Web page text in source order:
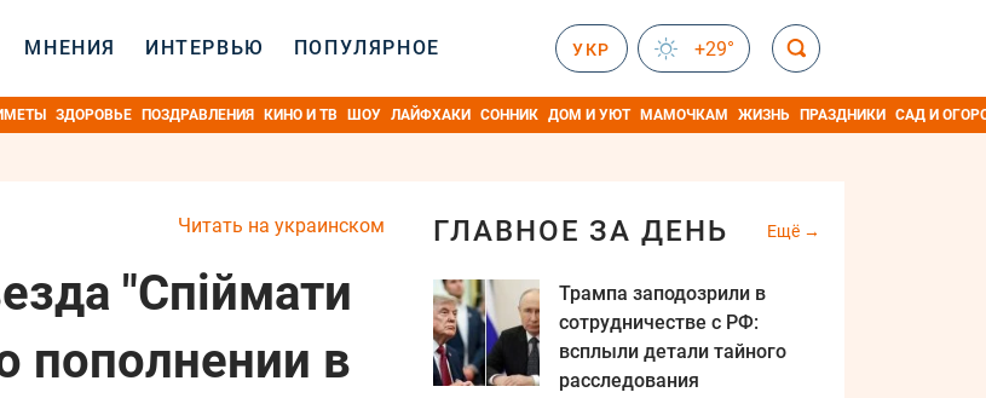
МНЕНИЯ ИНТЕРВЬЮ ПОПУЛЯРНОЕ УКР +29°
ЗДОРОВЬЕ ПОЗДРАВЛЕНИЯ КИНО И ТВ ШОУ ЛАЙФХАКИ СОННИК ДОМ И УЮТ МАМОЧКАМ ЖИЗНЬ ПРАЗДНИКИ САД И
Читать на украинском
"Спіймати
пополнении в
ГЛАВНОЕ ЗА ДЕНЬ Ещё
Трампа заподозрили в
сотрудничестве с РФ:
всплыли детали тайного
расследования